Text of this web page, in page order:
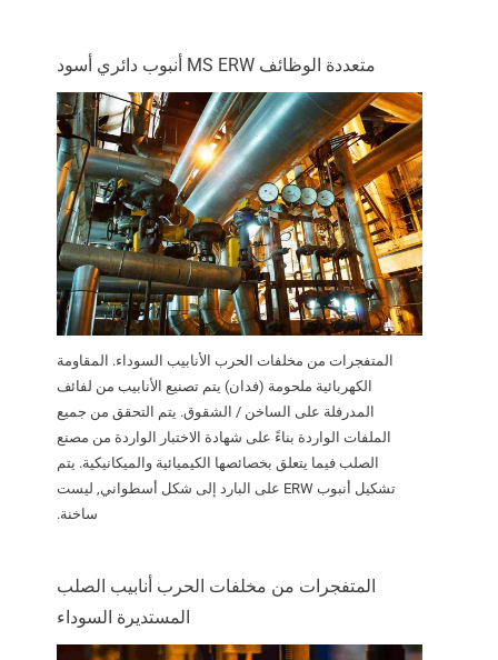
متعددة الوظائف MS ERW أنبوب دائري أسود
المتفجرات من مخلفات الحرب الأنابيب السوداء. المقاومة
الكهربائية ملحومة (فدان) يتم تصنيع الأنابيب من لفائف
المدرفلة على الساخن / الشقوق. يتم التحقق من جميع
الملفات الواردة بناءً على شهادة الاختبار الواردة من مصنع
الصلب فيما يتعلق بخصائصها الكيميائية والميكانيكية. يتم
تشكيل أنبوب ERW على البارد إلى شكل أسطواني, ليست
ساخنة.
المتفجرات من مخلفات الحرب أنابيب الصلب
المستديرة السوداء